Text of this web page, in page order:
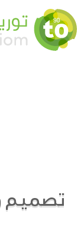
تصميم